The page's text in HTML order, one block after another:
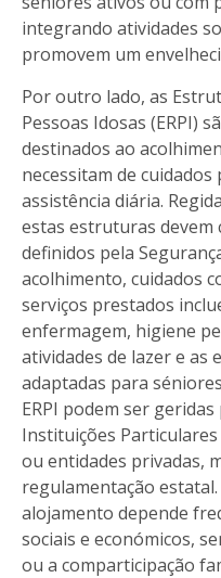
integrando atividades
promovem um
Por outro lado, as
Pessoas Idosas (ERPI)
destinados ao
necessitam de
assistência diária.
estas estruturas
definidos pela
acolhimento, cuidados
serviços prestados
enfermagem, higiene
atividades de lazer e as
adaptadas para
ERPI podem ser
Instituições Particulares
ou entidades privadas,
regulamentação
alojamento depende
sociais e económicos,
ou a comparticipação